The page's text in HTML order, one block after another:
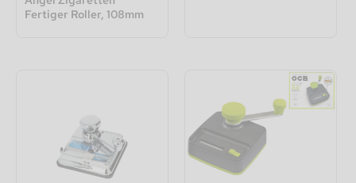
Fertiger Roller, 108mm